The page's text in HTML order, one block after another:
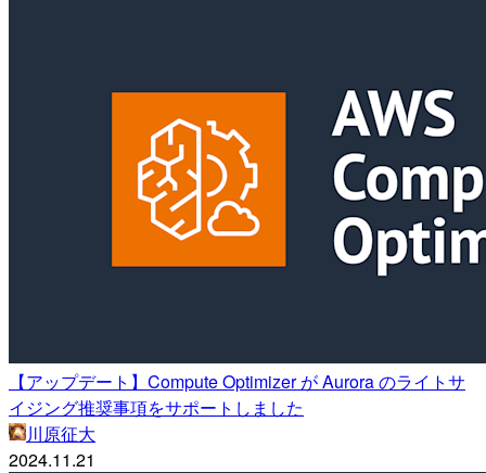
【アップデート】Compute Optimizer が Aurora のライトサ
イジング推奨事項をサポートしました
川原征大
2024.11.21